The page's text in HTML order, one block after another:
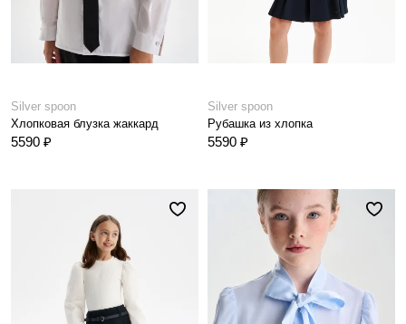
Silver spoon
Хлопковая блузка жаккард
5590 ₽
Silver spoon
Рубашка из хлопка
5590 ₽